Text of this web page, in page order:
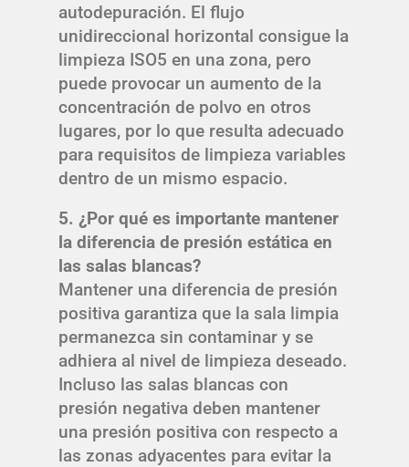
autodepuración. El flujo
unidireccional horizontal consigue la
limpieza ISO5 en una zona, pero
puede provocar un aumento de la
concentración de polvo en otros
lugares, por lo que resulta adecuado
para requisitos de limpieza variables
dentro de un mismo espacio.
5. ¿Por qué es importante mantener
la diferencia de presión estática en
las salas blancas?
Mantener una diferencia de presión
positiva garantiza que la sala limpia
permanezca sin contaminar y se
adhiera al nivel de limpieza deseado.
Incluso las salas blancas con
presión negativa deben mantener
una presión positiva con respecto a
las zonas adyacentes para evitar la